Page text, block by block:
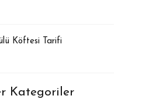
Köftesi Tarifi
Kategoriler